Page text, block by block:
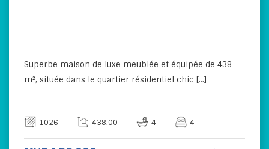
Superbe maison de luxe meublée et équipée de 438
m², située dans le quartier résidentiel chic [...]
1026 438.00 4 4